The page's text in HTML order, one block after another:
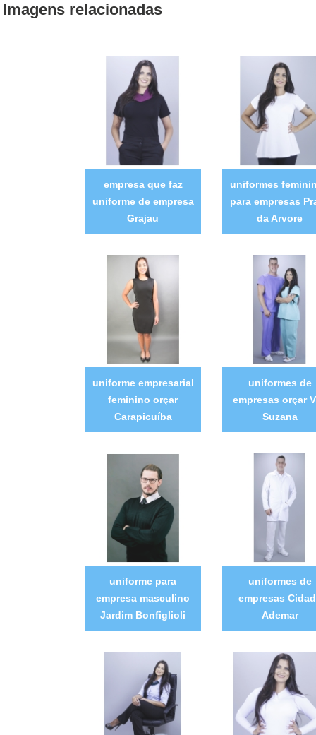
Imagens relacionadas
empresa que faz
uniforme de empresa
Grajau
uniformes
para empresas
da Arvore
uniforme empresarial
feminino orçar
Carapicuíba
uniformes de
empresas orçar
Suzana
uniforme para
empresa masculino
Jardim Bonfiglioli
uniformes de
empresas
Ademar